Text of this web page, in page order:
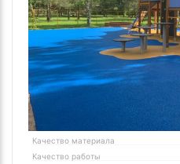
Качество материала
Качество работы